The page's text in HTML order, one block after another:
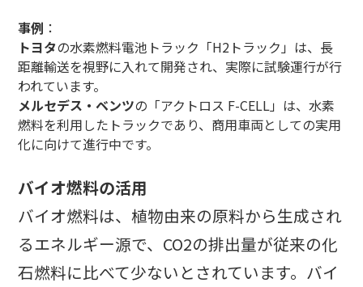
事例 ：
トヨタの水素燃料電池トラック「H2トラック」は、長
距離輸送を視野に入れて開発され、実際に試験運行が行
われています。
メルセデス・ベンツの「アクトロス F-CELL」は、水素
燃料を利用したトラックであり、商用車両としての実用
化に向けて進行中です。
バイオ燃料の活用
バイオ燃料は、植物由来の原料から生成され
るエネルギー源で、CO2の排出量が従来の化
石燃料に比べて少ないとされています。バイ